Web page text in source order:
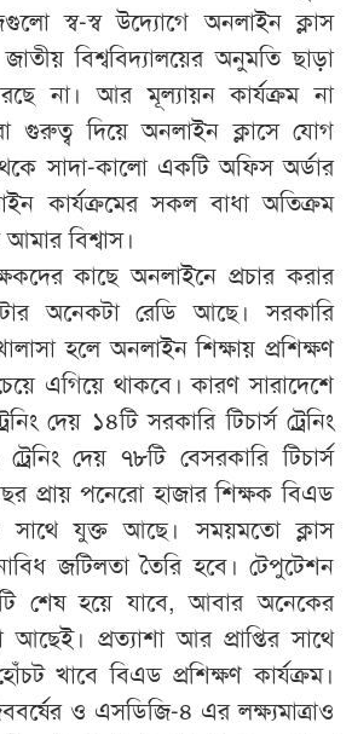
স্ব-স্ব উদ্যোগে অনলাইন ক্লাস
বিশ্ববিদ্যালয়ের অনুমতি ছাড়া
না। আর মূল্যায়ন কার্যক্রম না
গুরুত্ব দিয়ে অনলাইন ক্লাসে যোগ
সাদা-কালো একটি অফিস অর্ডার
কার্যক্রমের সকল বাধা অতিক্রম
বিশ্বাস।
কাছে অনলাইনে প্রচার করার
অনেকটা রেডি আছে। সরকারি
হলে অনলাইন শিক্ষায় প্রশিক্ষণ
এগিয়ে থাকবে। কারণ সারাদেশে
দেয় ১৪টি সরকারি টিচার্স ট্রেনিং
দেয় ৭৮টি বেসরকারি টিচার্স
প্রায় পনেরো হাজার শিক্ষক বিএড
সাথে যুক্ত আছে। সময়মতো ক্লাস
জটিলতা তৈরি হবে। টেপুটেশন
শেষ হয়ে যাবে, আবার অনেকের
প্রত্যাশা আর প্রাপ্তির সাথে
খাবে বিএড প্রশিক্ষণ কার্যক্রম।
ও এসডিজি-৪ এর লক্ষ্যমাত্রাও